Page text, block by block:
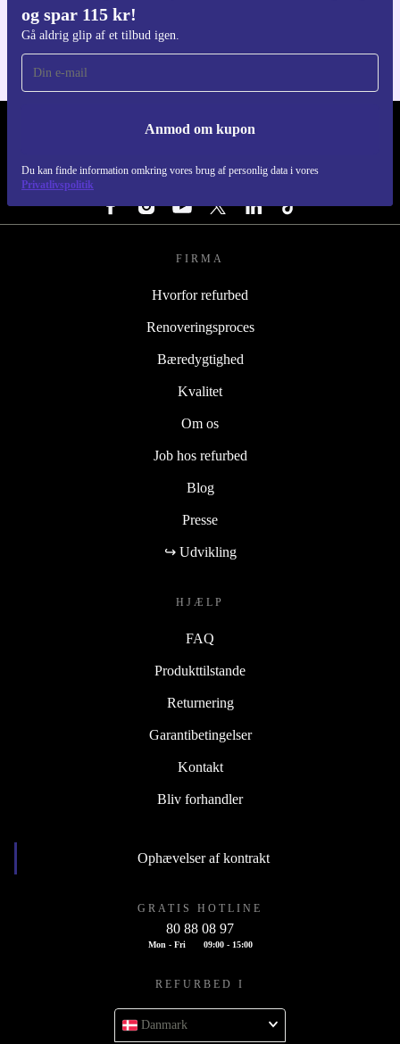
og spar 115 kr!
Gå aldrig glip af et tilbud igen.
Anmod om kupon
Du kan finde information omkring vores brug af personlig data i vores
Privatlivspolitik
REFURBED DANMARK - RETHINK NEW.
FØLG OS
FIRMA
Hvorfor refurbed
Renoveringsproces
Bæredygtighed
Kvalitet
Om os
Job hos refurbed
Blog
Presse
↪ Udvikling
HJÆLP
FAQ
Produkttilstande
Returnering
Garantibetingelser
Kontakt
Bliv forhandler
Ophævelser af kontrakt
GRATIS HOTLINE
80 88 08 97
Mon - Fri 09:00 - 15:00
REFURBED I
Danmark